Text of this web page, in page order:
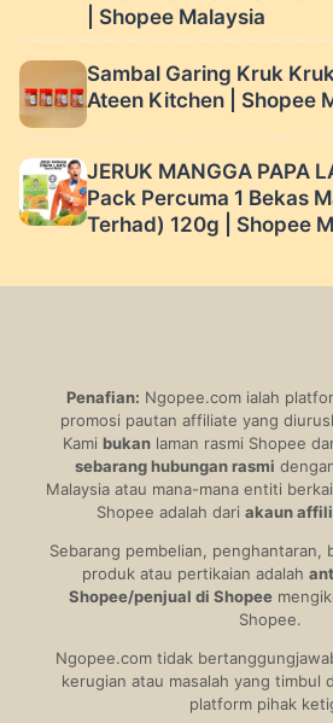
| Shopee Malaysia
Sambal Garing Kruk
Ateen Kitchen | Shopee
JERUK MANGGA PAPA
Pack Percuma 1 Bekas
Terhad) 120g | Shopee
Penafian: Ngopee.com ialah
promosi pautan affiliate yang
Kami bukanlaman rasmi Shopee
sebarang hubungan rasmi
Malaysia atau mana-mana entiti
Shopee adalah dari akaun
Sebarang pembelian, penghantaran,
produk atau pertikaian adalah
Shopee/penjual di Shopee
Shopee.
Ngopee.com tidak
kerugian atau masalah yang timbul
platform pihak